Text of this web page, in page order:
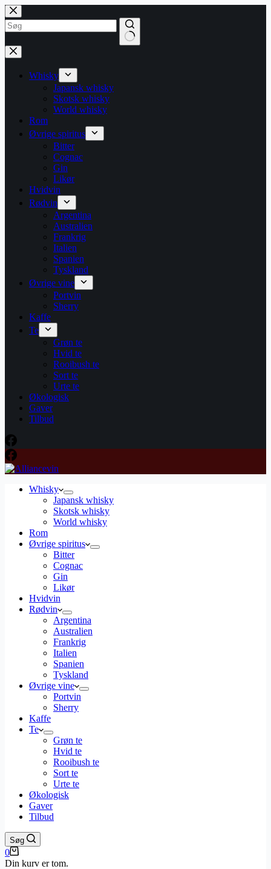
Fortsæt
til
indhold
Ingen
resultater
Whisky
Japansk whisky
Skotsk whisky
World whisky
Rom
Øvrige spiritus
Bitter
Cognac
Gin
Likør
Hvidvin
Rødvin
Argentina
Australien
Frankrig
Italien
Spanien
Tyskland
Øvrige vine
Portvin
Sherry
Kaffe
Te
Grøn te
Hvid te
Rooibush te
Sort te
Urte te
Økologisk
Gaver
Tilbud
Whisky
Japansk whisky
Skotsk whisky
World whisky
Rom
Øvrige spiritus
Bitter
Cognac
Gin
Likør
Hvidvin
Rødvin
Argentina
Australien
Frankrig
Italien
Spanien
Tyskland
Øvrige vine
Portvin
Sherry
Kaffe
Te
Grøn te
Hvid te
Rooibush te
Sort te
Urte te
Økologisk
Gaver
Tilbud
Søg
Indkøbskurv
0
Din kurv er tom.